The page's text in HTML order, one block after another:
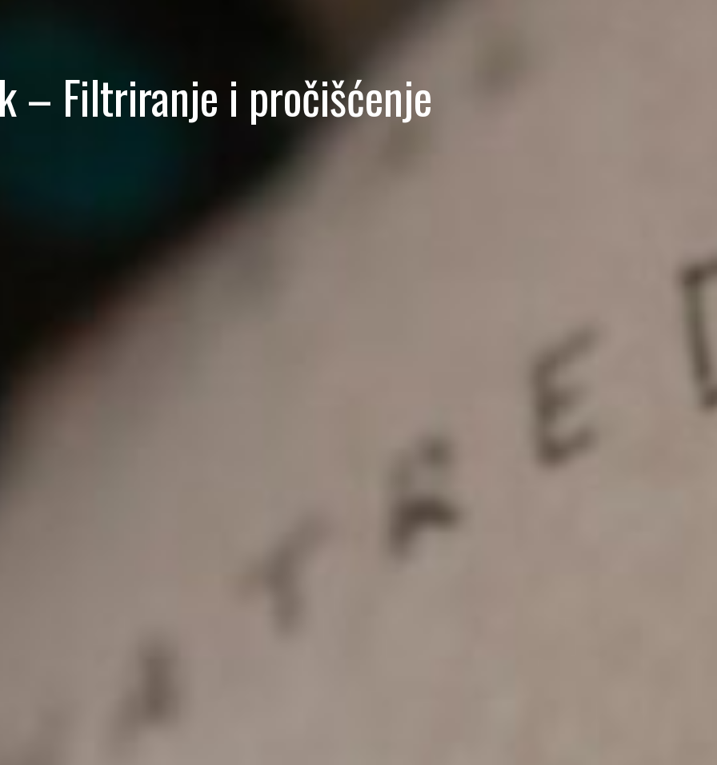
– Filtriranje i pročišćenje